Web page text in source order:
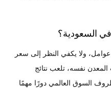
السعودية؟
ولا يكفي النظر إلى سعر
نفسه، تلعب نتائج
السوق العالمي دورًا مهمًا